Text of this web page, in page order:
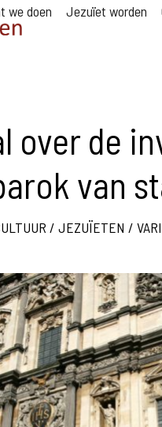
we doen Jezuïet worden
over de
van
/ JEZUÏETEN /